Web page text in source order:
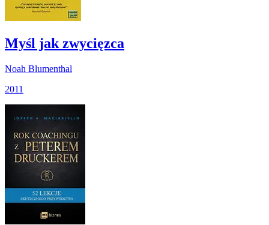
Myśl jak zwycięzca
Noah Blumenthal
2011